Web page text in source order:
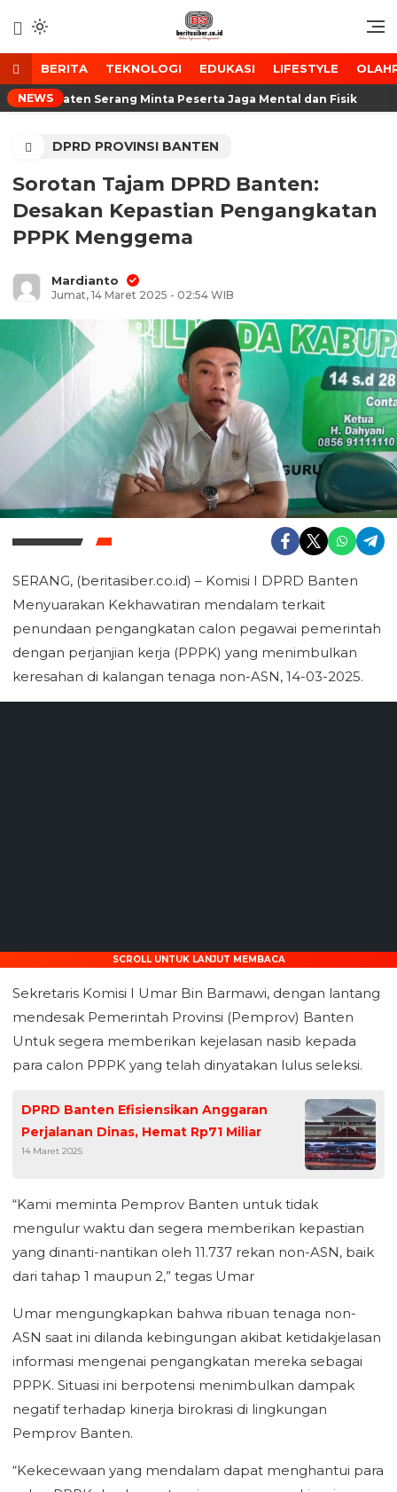
konten
BeritaSiber.co.id
Media Tanggap Dan Akurat
BERITA TEKNOLOGI EDUKASI LIFESTYLE
NEWS Serang Minta Peserta Jaga Mental dan Fisik
DPRD PROVINSI BANTEN
Sorotan Tajam DPRD Banten:
Desakan Kepastian Pengangkatan
PPPK Menggema
Mardianto
Jumat, 14 Maret 2025 - 02:54 WIB
SERANG, (beritasiber.co.id) – Komisi I DPRD Banten
Menyuarakan Kekhawatiran mendalam terkait
penundaan pengangkatan calon pegawai pemerintah
dengan perjanjian kerja (PPPK) yang menimbulkan
keresahan di kalangan tenaga non-ASN, 14-03-2025.
SCROLL UNTUK LANJUT MEMBACA
Sekretaris Komisi I Umar Bin Barmawi, dengan lantang
mendesak Pemerintah Provinsi (Pemprov) Banten
Untuk segera memberikan kejelasan nasib kepada
para calon PPPK yang telah dinyatakan lulus seleksi.
DPRD Banten Efisiensikan Anggaran
Perjalanan Dinas, Hemat Rp71 Miliar
14 Maret 2025
“Kami meminta Pemprov Banten untuk tidak
mengulur waktu dan segera memberikan kepastian
yang dinanti-nantikan oleh 11.737 rekan non-ASN, baik
dari tahap 1 maupun 2,” tegas Umar
Umar mengungkapkan bahwa ribuan tenaga non-
ASN saat ini dilanda kebingungan akibat ketidakjelasan
informasi mengenai pengangkatan mereka sebagai
PPPK. Situasi ini berpotensi menimbulkan dampak
negatif terhadap kinerja birokrasi di lingkungan
Pemprov Banten.
“Kekecewaan yang mendalam dapat menghantui para